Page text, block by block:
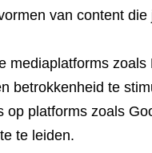
van content
mediaplatforms
betrokkenheid te
platforms zoals
te leiden.